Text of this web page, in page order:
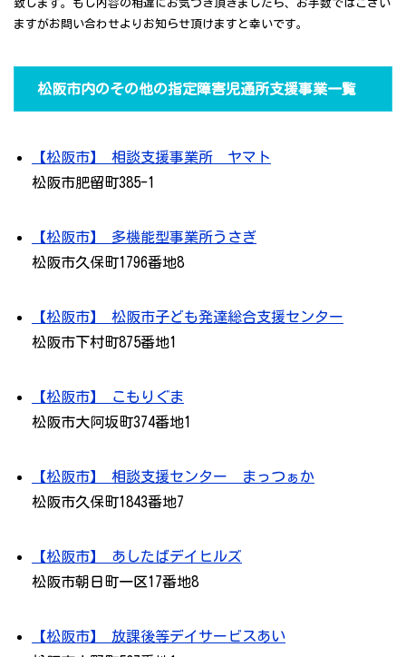
致します。もし内容の相違にお気づき頂きましたら、お手数ではござい
ますがお問い合わせよりお知らせ頂けますと幸いです。
松阪市内のその他の指定障害児通所支援事業一覧
【松阪市】 相談支援事業所 ヤマト
松阪市肥留町385-1
【松阪市】 多機能型事業所うさぎ
松阪市久保町1796番地8
【松阪市】 松阪市子ども発達総合支援センター
松阪市下村町875番地1
【松阪市】 こもりぐま
松阪市大阿坂町374番地1
【松阪市】 相談支援センター まっつぁか
松阪市久保町1843番地7
【松阪市】 あしたばデイヒルズ
松阪市朝日町一区17番地8
【松阪市】 放課後等デイサービスあい